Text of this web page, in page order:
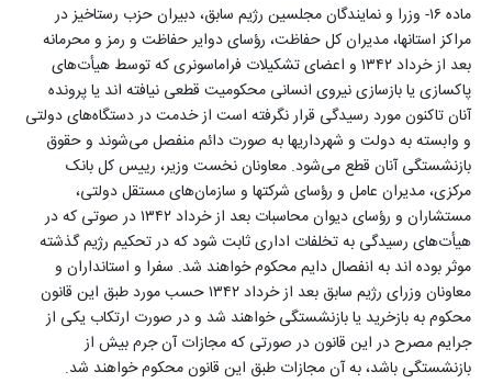
ماده ۱۶- وزرا و نمایندگان مجلسین رژیم سابق، دبیران حزب رستاخیز در
مراکز استانها، مدیران کل حفاظت، ‌‌رؤسای دوایر حفاظت و رمز و محرمانه
بعد از خرداد ۱۳۴۲ و اعضای تشکیلات فراماسونری که توسط هیأت‌های
پاکسازی یا بازسازی نیروی انسانی محکومیت قطعی نیافته اند یا پرونده
آنان تاکنون مورد رسیدگی قرار نگرفته است از خدمت در دستگاه‌های دولتی
و وابسته به دولت و شهرداریها به صورت دائم منفصل می‌شوند و حقوق
بازنشستگی آنان قطع می‌شود. معاونان نخست وزیر، رییس کل بانک
مرکزی، مدیران عامل و ‌‌رؤسای شرکتها و ‌‌سازمان‌های مستقل دولتی،
مستشاران و ‌‌رؤسای دیوان محاسبات بعد از خرداد ۱۳۴۲ در صوتی که در
هیأت‌های رسیدگی به تخلفات اداری ثابت شود که در تحکیم رژیم گذشته
موثر بوده اند به انفصال دایم محکوم خواهند شد. سفرا و استانداران و
معاونان وزرای رژیم سابق بعد از خرداد ۱۳۴۲ حسب مورد طبق این قانون
محکوم به بازخرید یا بازنشستگی خواهند شد و در صورت ارتکاب یکی از
جرایم مصرح در این قانون در صورتی که مجازات آن جرم بیش از
بازنشستگی باشد، به آن مجازات طبق این قانون محکوم خواهند شد.